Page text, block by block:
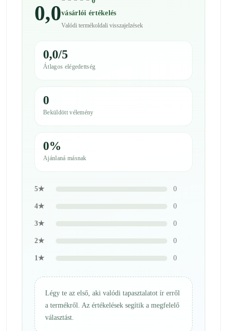
0,0vásárlói értékelés
Valódi termékoldali visszajelzések
0,0/5
Átlagos elégedettség
0
Beküldött vélemény
0%
Ajánlaná másnak
5★ 0
4★ 0
3★ 0
2★ 0
1★ 0
Légy te az első, aki valódi tapasztalatot ír erről
a termékről. Az értékelések segítik a megfelelő
választást.